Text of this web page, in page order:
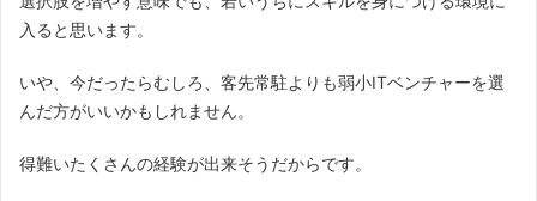
入ると思います。
いや、今だったらむしろ、客先常駐よりも弱小ITベンチャーを選
んだ方がいいかもしれません。
得難いたくさんの経験が出来そうだからです。